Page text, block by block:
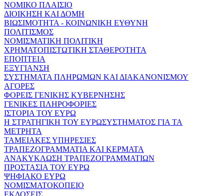
ΝΟΜΙΚΟ ΠΛΑΙΣΙΟ
ΔΙΟΙΚΗΣΗ ΚΑΙ ΔΟΜΗ
ΒΙΩΣΙΜΟΤΗΤΑ - ΚΟΙΝΩΝΙΚΗ ΕΥΘΥΝΗ
ΠΟΛΙΤΙΣΜΟΣ
ΝΟΜΙΣΜΑΤΙΚΗ ΠΟΛΙΤΙΚΗ
ΧΡΗΜΑΤΟΠΙΣΤΩΤΙΚΗ ΣΤΑΘΕΡΟΤΗΤΑ
ΕΠΟΠΤΕΙΑ
ΕΞΥΓΙΑΝΣΗ
ΣΥΣΤΗΜΑΤΑ ΠΛΗΡΩΜΩΝ ΚΑΙ ΔΙΑΚΑΝΟΝΙΣΜΟΥ
ΑΓΟΡΕΣ
ΦΟΡΕΙΣ ΓΕΝΙΚΗΣ ΚΥΒΕΡΝΗΣΗΣ
ΓΕΝΙΚΕΣ ΠΛΗΡΟΦΟΡΙΕΣ
ΙΣΤΟΡΙΑ ΤΟΥ ΕΥΡΩ
Η ΣΤΡΑΤΗΓΙΚΗ ΤΟΥ ΕΥΡΩΣΥΣΤΗΜΑΤΟΣ ΓΙΑ ΤΑ
ΜΕΤΡΗΤΑ
ΤΑΜΕΙΑΚΕΣ ΥΠΗΡΕΣΙΕΣ
ΤΡΑΠΕΖΟΓΡΑΜΜΑΤΙΑ ΚΑΙ ΚΕΡΜΑΤΑ
ΑΝΑΚΥΚΛΩΣΗ ΤΡΑΠΕΖΟΓΡΑΜΜΑΤΙΩΝ
ΠΡΟΣΤΑΣΙΑ ΤΟΥ ΕΥΡΩ
ΨΗΦΙΑΚΟ ΕΥΡΩ
ΝΟΜΙΣΜΑΤΟΚΟΠΕΙΟ
ΕΚΔΟΣΕΙΣ